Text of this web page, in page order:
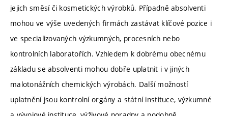
jejich směsí či kosmetických výrobků. Případně absolventi
mohou ve výše uvedených firmách zastávat klíčové pozice i
ve specializovaných výzkumných, procesních nebo
kontrolních laboratořích. Vzhledem k dobrému obecnému
základu se absolventi mohou dobře uplatnit i v jiných
malotonážních chemických výrobách. Další možností
uplatnění jsou kontrolní orgány a státní instituce, výzkumné